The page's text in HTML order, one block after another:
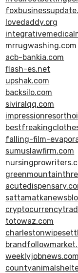
lovedaddy.org
mrrugwashing.com
acb-bankia.com
flash-es.net
upshak.com
backsilo.com
siviralqq.com
falling-film-
sumuslawfirm.com
totowaz.com
weeklyjobnews.com